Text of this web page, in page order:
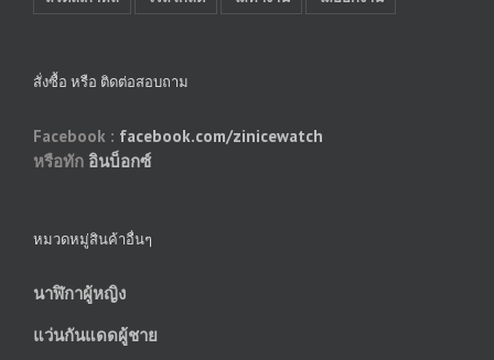
สั่งซื้อ หรือ ติดต่อสอบถาม
Facebook : facebook.com/zinicewatch
หรือทัก อินบ็อกซ์
หมวดหมู่สินค้าอื่นๆ
นาฬิกาผู้หญิง
แว่นกันแดดผู้ชาย